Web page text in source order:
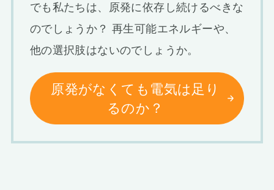
でも私たちは、原発に依存し続けるべきな
のでしょうか？ 再生可能エネルギーや、
他の選択肢はないのでしょうか。
原発がなくても電気は足り
るのか？